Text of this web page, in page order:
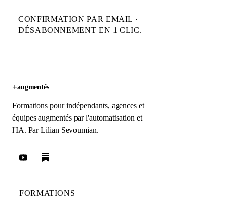
CONFIRMATION PAR EMAIL ·
DÉSABONNEMENT EN 1 CLIC.
+augmentés
Formations pour indépendants, agences et
équipes augmentés par l'automatisation et
l'IA. ParLilian Sevoumian.
FORMATIONS